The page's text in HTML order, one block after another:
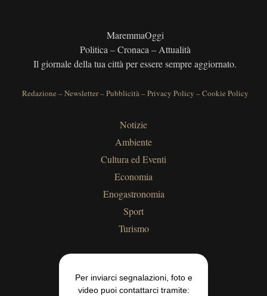
MaremmaOggi
Politica – Cronaca – Attualità
Il giornale della tua città per essere sempre aggiornato.
Redazione –Newsletter–Pubblicità–Privacy Policy –Cookie Policy
Notizie
Ambiente
Cultura ed Eventi
Economia
Enogastronomia
Sport
Turismo
Per inviarci segnalazioni, foto e
video puoi contattarci tramite: